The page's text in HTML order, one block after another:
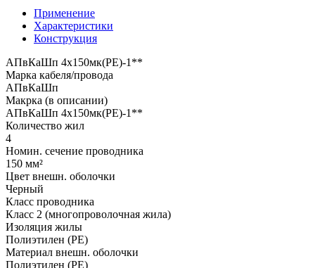
Применение
Характеристики
Конструкция
АПвКаШп 4x150мк(PE)-1**
Марка кабеля/провода
АПвКаШп
Макрка (в описании)
АПвКаШп 4x150мк(PE)-1**
Количество жил
4
Номин. сечение проводника
150 мм²
Цвет внешн. оболочки
Черный
Класс проводника
Класс 2 (многопроволочная жила)
Изоляция жилы
Полиэтилен (PE)
Материал внешн. оболочки
Полиэтилен (PE)